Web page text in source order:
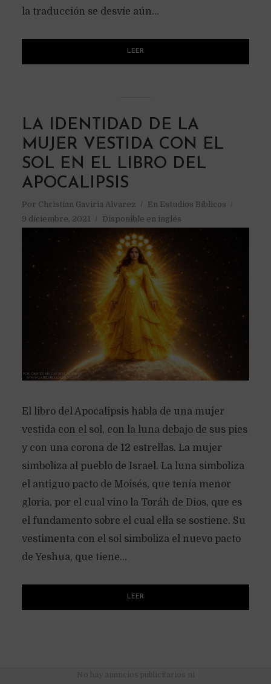
la traducción se desvíe aún...
LEER
LA IDENTIDAD DE LA
MUJER VESTIDA CON EL
SOL EN EL LIBRO DEL
APOCALIPSIS
Por Christian Gaviria Alvarez En Estudios Bíblicos
9 diciembre, 2021
Disponible en inglés
El libro del Apocalipsis habla de una mujer
vestida con el sol, con la luna debajo de sus pies
y con una corona de 12 estrellas. La mujer
simboliza al pueblo de Israel. La luna simboliza
el antiguo pacto de Moisés, que tenía menor
gloria, por el cual vino la Toráh de Dios, que es
el fundamento sobre el cual ella se sostiene. Su
vestimenta con el sol simboliza el nuevo pacto
de Yeshua, que tiene...
LEER
No hay anuncios publicitarios ni